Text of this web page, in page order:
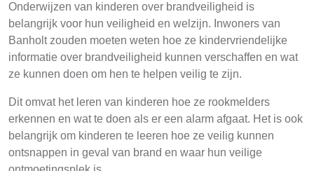
Onderwijzen van kinderen over brandveiligheid is
belangrijk voor hun veiligheid en welzijn. Inwoners van
Banholt zouden moeten weten hoe ze kindervriendelijke
informatie over brandveiligheid kunnen verschaffen en wat
ze kunnen doen om hen te helpen veilig te zijn.
Dit omvat het leren van kinderen hoe ze rookmelders
erkennen en wat te doen als er een alarm afgaat. Het is ook
belangrijk om kinderen te leeren hoe ze veilig kunnen
ontsnappen in geval van brand en waar hun veilige